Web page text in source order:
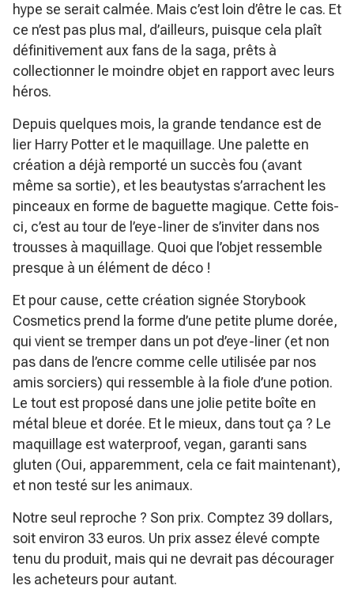
hype se serait calmée. Mais c’est loin d’être le cas. Et
ce n’est pas plus mal, d’ailleurs, puisque cela plaît
définitivement aux fans de la saga, prêts à
collectionner le moindre objet en rapport avec leurs
héros.
Depuis quelques mois, la grande tendance est de
lier Harry Potter et le maquillage. Une palette en
création a déjà remporté un succès fou (avant
même sa sortie), et les beautystas s’arrachent les
pinceaux en forme de baguette magique. Cette fois-
ci, c’est au tour de l’eye-liner de s’inviter dans nos
trousses à maquillage. Quoi que l’objet ressemble
presque à un élément de déco !
Et pour cause, cette création signée Storybook
Cosmetics prend la forme d’une petite plume dorée,
qui vient se tremper dans un pot d’eye-liner (et non
pas dans de l’encre comme celle utilisée par nos
amis sorciers) qui ressemble à la fiole d’une potion.
Le tout est proposé dans une jolie petite boîte en
métal bleue et dorée. Et le mieux, dans tout ça ? Le
maquillage est waterproof, vegan, garanti sans
gluten (Oui, apparemment, cela ce fait maintenant),
et non testé sur les animaux.
Notre seul reproche ? Son prix. Comptez 39 dollars,
soit environ 33 euros. Un prix assez élevé compte
tenu du produit, mais qui ne devrait pas décourager
les acheteurs pour autant.